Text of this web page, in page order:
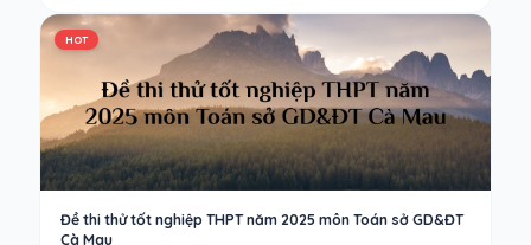
HOT
Đề thi thử tốt nghiệp THPT năm 2025 môn Toán sở GD&ĐT
Cà Mau